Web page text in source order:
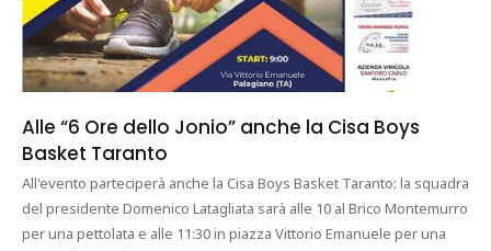
Alle “6 Ore dello Jonio” anche la Cisa Boys
Basket Taranto
All'evento parteciperà anche la Cisa Boys Basket Taranto: la squadra
del presidente Domenico Latagliata sarà alle 10 al Brico Montemurro
per una pettolata e alle 11:30 in piazza Vittorio Emanuele per una